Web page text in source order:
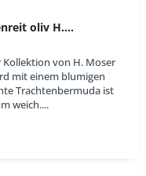
oliv H....
Kollektion von H. Moser
mit einem blumigen
Trachtenbermuda ist
weich....